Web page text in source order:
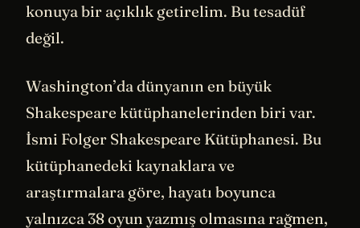
konuya bir açıklık getirelim. Bu tesadüf
değil.
Washington’da dünyanın en büyük
Shakespeare kütüphanelerinden biri var.
İsmi Folger Shakespeare Kütüphanesi. Bu
kütüphanedeki kaynaklara ve
araştırmalara göre, hayatı boyunca
yalnızca 38 oyun yazmış olmasına rağmen,